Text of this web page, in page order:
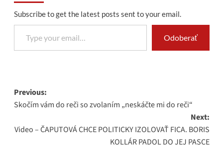
Subscribe to get the latest posts sent to your email.
Type your email…
Odoberať
Post
navigation
Previous:
Skočím vám do reči so zvolaním „neskáčte mi do reči“
Next:
Video – ČAPUTOVÁ CHCE POLITICKY IZOLOVAŤ FICA. BORIS
KOLLÁR PADOL DO JEJ PASCE